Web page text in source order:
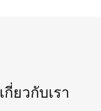
เกี่ยวกับเรา